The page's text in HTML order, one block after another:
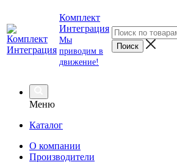
Комплект
Интеграция
Мы
приводим в
движение!
Меню
Каталог
О компании
Производители